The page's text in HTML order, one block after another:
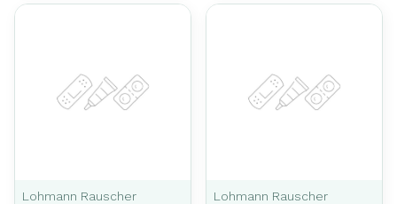
Lohmann Rauscher
Lohmann Rauscher